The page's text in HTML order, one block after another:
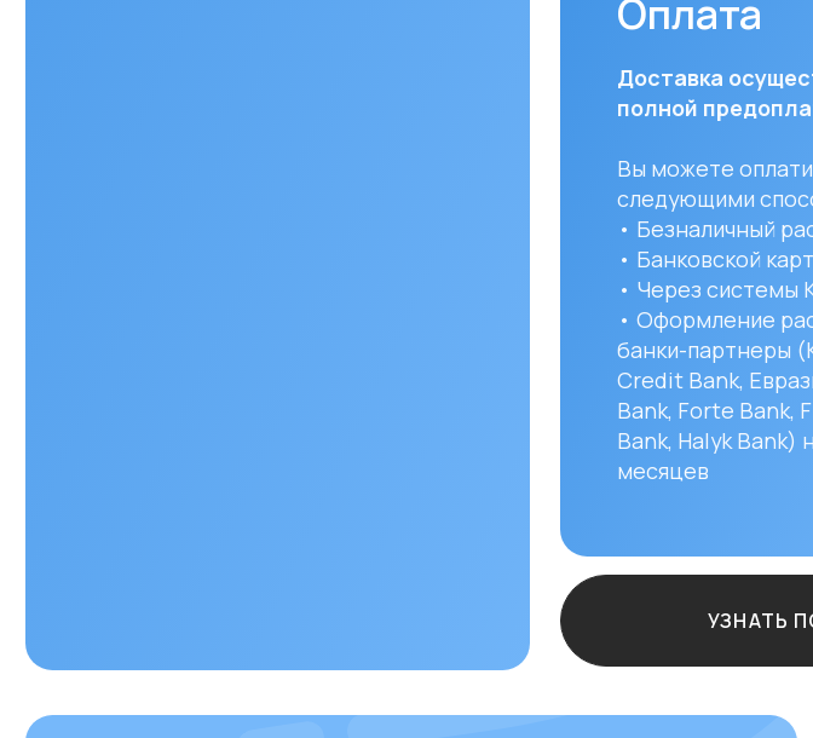
• Банковской картой
• Оформление рассрочки
банки-партнеры (Kaspi
Credit Bank, Евразийский
Bank, Halyk Bank) на срок
месяцев
УЗНАТЬ
Казахстан, г.Алматы, мкр. Кайрат 152/1, оф.12